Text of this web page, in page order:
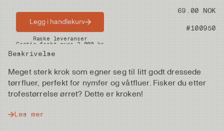
Pris 69.00 NOK
Artikkelnummer #100950
Beskrivelse
Meget sterk krok som egner seg til litt godt dressede
tørrfluer, perfekt for nymfer og våtfluer. Fisker du etter
trofestørrelse ørret? Dette er kroken!
Les mer
Legg i handlekurv
Raske leveranser
Gratis frakt over 2.000 kr